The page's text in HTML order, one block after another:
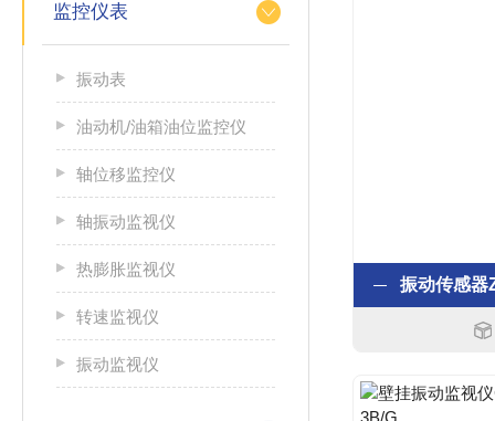
监控仪表
振动表
油动机/油箱油位监控仪
轴位移监控仪
轴振动监视仪
热膨胀监视仪
转速监视仪
振动监视仪